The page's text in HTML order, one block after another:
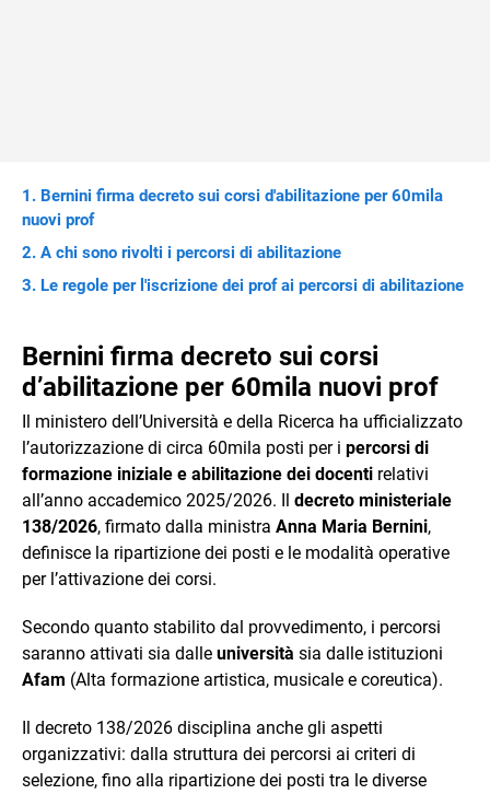
Bernini firma decreto sui corsi d'abilitazione per 60mila
nuovi prof
A chi sono rivolti i percorsi di abilitazione
Le regole per l'iscrizione dei prof ai percorsi di abilitazione
Bernini firma decreto sui corsi
d’abilitazione per 60mila nuovi prof
Il ministero dell’Università e della Ricerca ha ufficializzato
l’autorizzazione di circa 60mila posti per i percorsi di
formazione iniziale e abilitazione dei docenti relativi
all’anno accademico 2025/2026. Il decreto ministeriale
138/2026, firmato dalla ministra Anna Maria Bernini,
definisce la ripartizione dei posti e le modalità operative
per l’attivazione dei corsi.
Secondo quanto stabilito dal provvedimento, i percorsi
saranno attivati sia dalle università sia dalle istituzioni
Afam (Alta formazione artistica, musicale e coreutica).
Il decreto 138/2026 disciplina anche gli aspetti
organizzativi: dalla struttura dei percorsi ai criteri di
selezione, fino alla ripartizione dei posti tra le diverse